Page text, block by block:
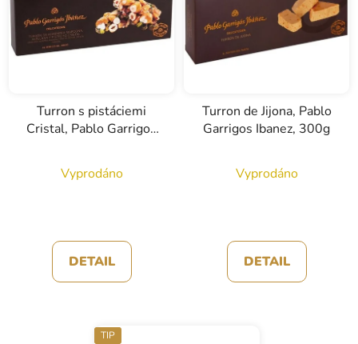
Turron s pistáciemi
Cristal, Pablo Garrigos
Vyprodáno
DETAIL
Turron de Jijona, Pablo
Garrigos Ibanez, 300g
Vyprodáno
DETAIL
TIP